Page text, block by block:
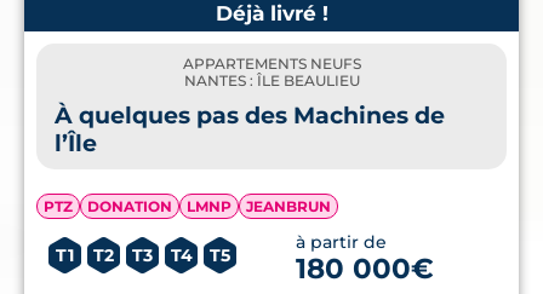
Déjà livré !
APPARTEMENTS NEUFS
NANTES : ÎLE BEAULIEU
À quelques pas des Machines de
l’Île
PTZ DONATION LMNP JEANBRUN
T1 T2 T3 T4 T5
à partir de
180 000€